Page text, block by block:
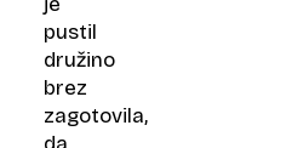
pustil
družino
brez
zagotovila,